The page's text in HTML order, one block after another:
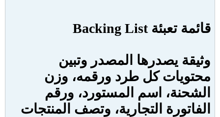
قائمة تعبئةBacking List
وثيقة يصدرها المصدر وتبين
محتويات كل طرد ورقمه، وزن
الشحنة، اسم المستورد، ورقم
الفاتورة التجارية، وتصف المنتجات